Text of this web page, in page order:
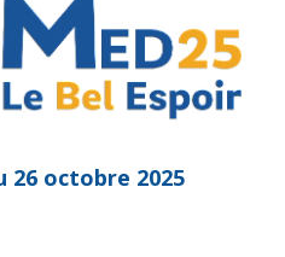
26 octobre 2025